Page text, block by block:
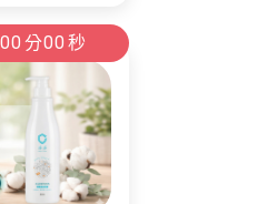
00 分00 秒